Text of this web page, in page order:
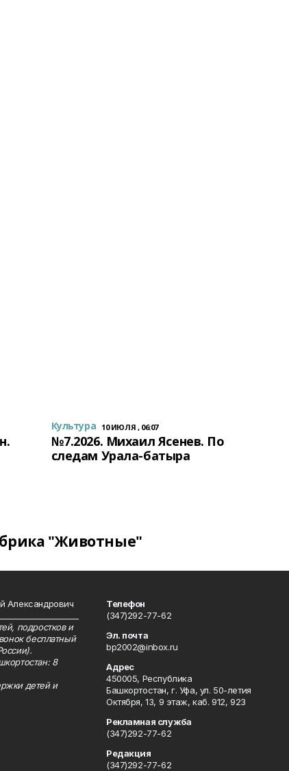
Культура 10 ИЮЛЯ , 06:07
№7.2026. Михаил Ясенев. По
следам Урала-батыра
"Животные"
Александрович
подростков и
бесплатный
8
детей и
Телефон
(347)292-77-62
Эл. почта
bp2002@inbox.ru
Адрес
450005, Республика
Башкортостан, г. Уфа, ул. 50-летия
Октября, 13, 9 этаж, каб. 912, 923
Рекламная служба
(347)292-77-62
Редакция
(347)292-77-62